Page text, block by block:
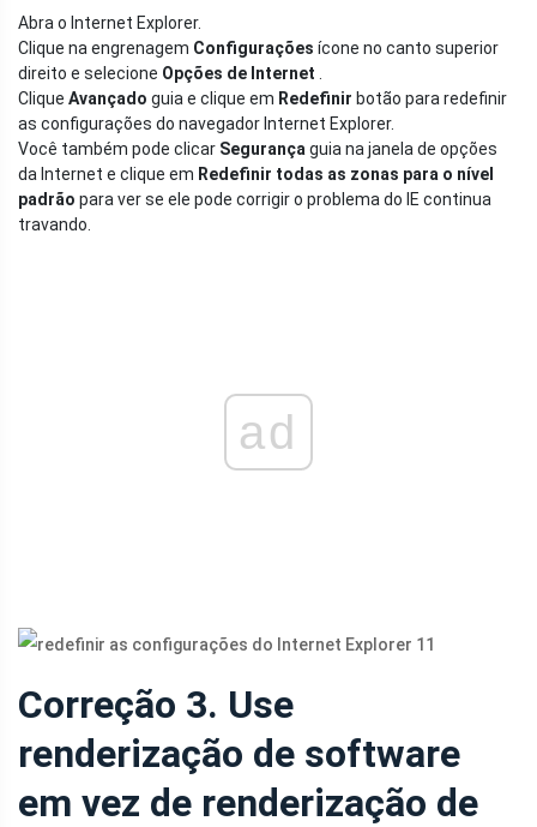
Abra o Internet Explorer.
Clique na engrenagem Configurações ícone no canto superior
direito e selecione Opções de Internet
Clique Avançado guia e clique em Redefinir botão para redefinir
as configurações do navegador Internet Explorer.
Você também pode clicar Segurança guia na janela de opções
da Internet e clique em Redefinir todas as zonas para o nível
padrão para ver se ele pode corrigir o problema do IE continua
travando.
ad
Correção 3. Use
renderização de software
em vez de renderização de